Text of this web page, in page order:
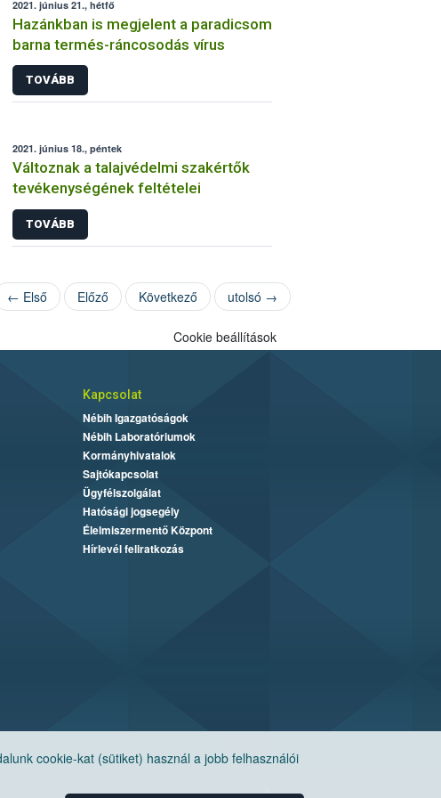
2021. június 21., hétfő
Hazánkban is megjelent a paradicsom
barna termés-ráncosodás vírus
TOVÁBB
2021. június 18., péntek
Változnak a talajvédelmi szakértők
tevékenységének feltételei
TOVÁBB
← Első Előző Következő utolsó →
cookie-kat (sütiket) használ a jobb felhasználói
Cookie beállítások
Kapcsolat
Nébih Igazgatóságok
Nébih Laboratóriumok
Kormányhivatalok
Sajtókapcsolat
Ügyfélszolgálat
Hatósági jogsegély
Élelmiszermentő Központ
Hírlevél feliratkozás